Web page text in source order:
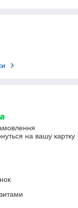
на вашу картку